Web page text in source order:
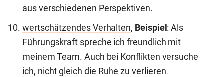
aus verschiedenen Perspektiven.
wertschätzendes Verhalten, Beispiel : Als
Führungskraft spreche ich freundlich mit
meinem Team. Auch bei Konflikten versuche
ich, nicht gleich die Ruhe zu verlieren.